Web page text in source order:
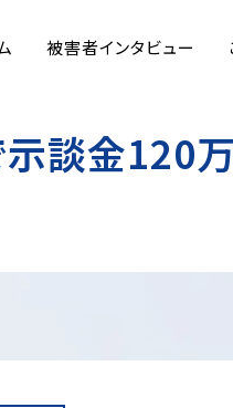
被害者インタビュー
示談金120